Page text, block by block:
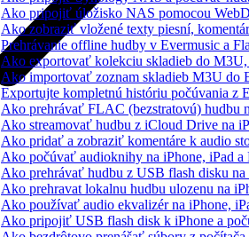
Ako pripojiť úložisko NAS pomocou
Ako zobraziť vložené texty piesní,
Prehrávanie offline hudby v Evermusic a
Ako exportovať kolekciu skladieb do
Ako importovať zoznam skladieb M3U do
Exportujte kompletnú históriu počúvania z
Ako prehrávať FLAC (bezstratovú) hudbu
Ako streamovať hudbu z iCloud Drive na
Ako pridať a zobraziť komentáre k audio
Ako počúvať audioknihy na iPhone, iPad a
Ako prehrávať hudbu z USB flash disku
Ako prehravat lokalnu hudbu ulozenu na
Ako používať audio ekvalizér na iPhone,
Ako pripojiť USB flash disk k iPhone a